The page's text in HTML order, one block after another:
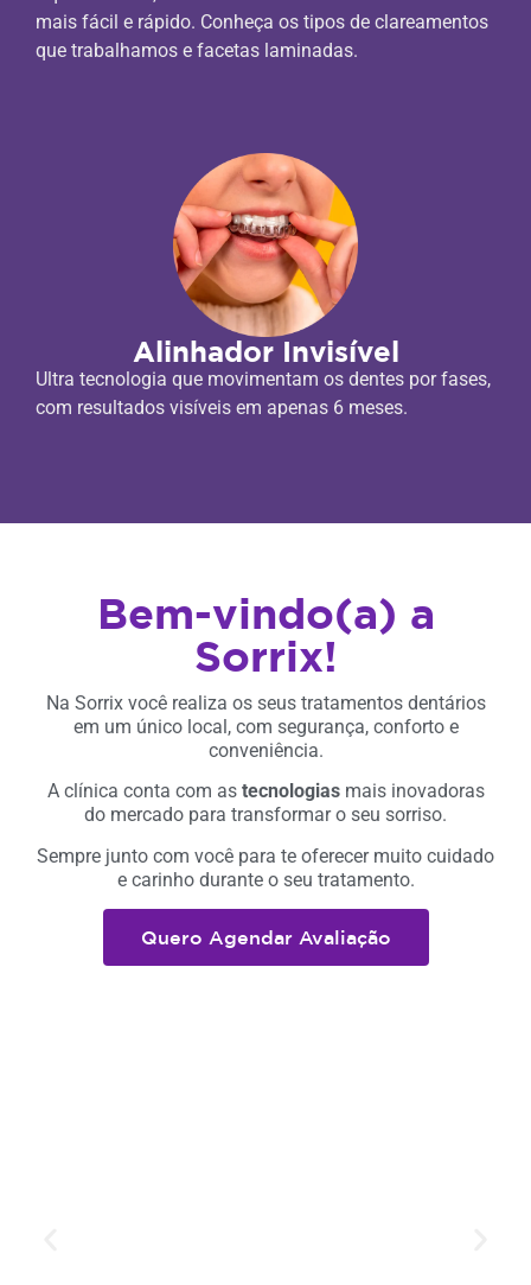
mais fácil e rápido. Conheça os tipos de clareamentos
que trabalhamos e facetas laminadas.
Alinhador Invisível
Ultra tecnologia que movimentam os dentes por fases,
com resultados visíveis em apenas 6 meses.
Bem-vindo(a) a
Sorrix!
Na Sorrix você realiza os seus tratamentos dentários
em um único local, com segurança, conforto e
conveniência.
A clínica conta com as tecnologiasmais inovadoras
do mercado para transformar o seu sorriso.
Sempre junto com você para te oferecer muito cuidado
e carinho durante o seu tratamento.
Quero Agendar Avaliação